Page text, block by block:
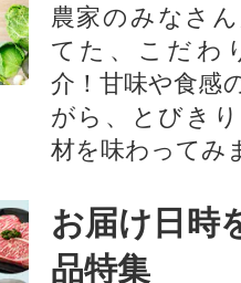
農家のみなさ
てた、こだわ
介！甘味や食感
がら、とびき
材を味わってみ
お届け日時
品特集